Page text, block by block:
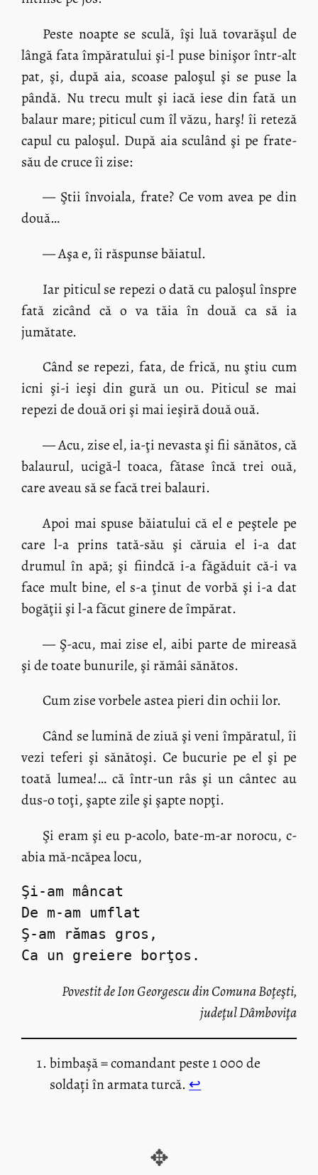
Peste noapte se sculă, îşi luă tovarăşul de
lângă fata împăratului şi-l puse binişor într-alt
pat, şi, după aia, scoase paloşul şi se puse la
pândă. Nu trecu mult şi iacă iese din fată un
balaur mare; piticul cum îl văzu, harş! îi reteză
capul cu paloşul. După aia sculând şi pe frate-
său de cruce îi zise:
— Ştii învoiala, frate? Ce vom avea pe din
două…
— Aşa e, îi răspunse băiatul.
Iar piticul se repezi o dată cu paloşul înspre
fată zicând că o va tăia în două ca să ia
jumătate.
Când se repezi, fata, de frică, nu ştiu cum
icni şi-i ieşi din gură un ou. Piticul se mai
repezi de două ori şi mai ieşiră două ouă.
— Acu, zise el, ia-ţi nevasta şi fii sănătos, că
balaurul, ucigă-l toaca, fătase încă trei ouă,
care aveau să se facă trei balauri.
Apoi mai spuse băiatului că el e peştele pe
care l-a prins tată-său şi căruia el i-a dat
drumul în apă; şi fiindcă i-a făgăduit că-i va
face mult bine, el s-a ţinut de vorbă şi i-a dat
bogăţii şi l-a făcut ginere de împărat.
— Ş-acu, mai zise el, aibi parte de mireasă
şi de toate bunurile, şi rămâi sănătos.
Cum zise vorbele astea pieri din ochii lor.
Când se lumină de ziuă şi veni împăratul, îi
vezi teferi şi sănătoşi. Ce bucurie pe el şi pe
toată lumea!… că într-un râs şi un cântec au
dus-o toţi, şapte zile şi şapte nopţi.
Şi eram şi eu p-acolo, bate-m-ar norocu, c-
abia mă-ncăpea locu,
Şi-am mâncat
De m-am umflat
Ş-am rămas gros,
Ca un greiere borţos.
Povestit de Ion Georgescu din Comuna Boţeşti,
judeţul Dâmboviţa
bimbașă = comandant peste 1 000 de
soldați în armata turcă. ↩︎
✥